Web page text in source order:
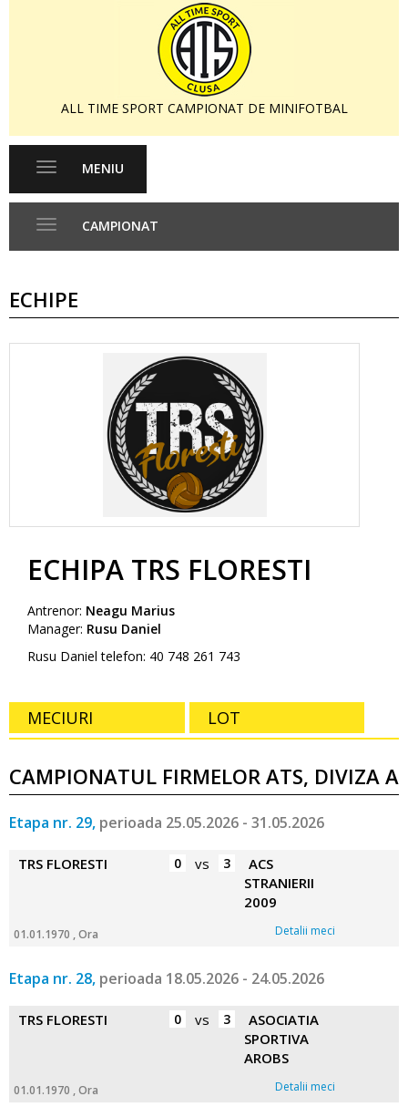
ALL TIME SPORT CAMPIONAT DE MINIFOTBAL
Toggle
MENIU
CAMPIONAT
ECHIPE
ECHIPA TRS FLORESTI
Antrenor: Neagu Marius
Manager: Rusu Daniel
Rusu Daniel telefon: 40 748 261 743
MECIURI LOT
CAMPIONATUL FIRMELOR ATS, DIVIZA A
Etapa nr. 29, perioada 25.05.2026 - 31.05.2026
TRS FLORESTI 0 vs 3
ACS
STRANIERII
2009
01.01.1970 , Ora Detalii meci
Etapa nr. 28, perioada 18.05.2026 - 24.05.2026
TRS FLORESTI 0 vs 3
ASOCIATIA
SPORTIVA
AROBS
01.01.1970 , Ora Detalii meci